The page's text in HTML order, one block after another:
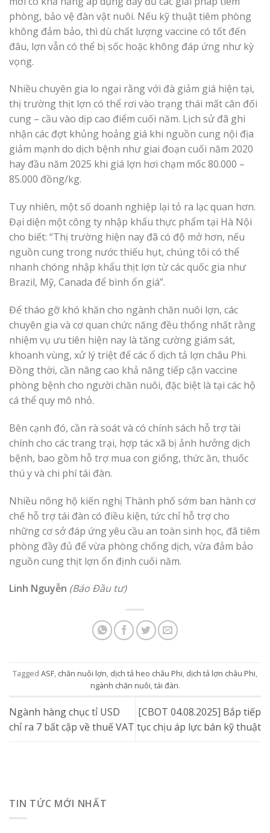
phòng, bảo vệ đàn vật nuôi. Nếu kỹ thuật tiêm phòng
không đảm bảo, thì dù chất lượng vaccine có tốt đến
đâu, lợn vẫn có thể bị sốc hoặc không đáp ứng như kỳ
vọng.
Nhiều chuyên gia lo ngại rằng với đà giảm giá hiện tại,
thị trường thịt lợn có thể rơi vào trạng thái mất cân đối
cung – cầu vào dịp cao điểm cuối năm. Lịch sử đã ghi
nhận các đợt khủng hoảng giá khi nguồn cung nội địa
giảm mạnh do dịch bệnh như giai đoạn cuối năm 2020
hay đầu năm 2025 khi giá lợn hơi chạm mốc 80.000 –
85.000 đồng/kg.
Tuy nhiên, một số doanh nghiệp lại tỏ ra lạc quan hơn.
Đại diện một công ty nhập khẩu thực phẩm tại Hà Nội
cho biết: “Thị trường hiện nay đã có độ mở hơn, nếu
nguồn cung trong nước thiếu hụt, chúng tôi có thể
nhanh chóng nhập khẩu thịt lợn từ các quốc gia như
Brazil, Mỹ, Canada để bình ổn giá”.
Để tháo gỡ khó khăn cho ngành chăn nuôi lợn, các
chuyên gia và cơ quan chức năng đều thống nhất rằng
nhiệm vụ ưu tiên hiện nay là tăng cường giám sát,
khoanh vùng, xử lý triệt để các ổ dịch tả lợn châu Phi.
Đồng thời, cần nâng cao khả năng tiếp cận vaccine
phòng bệnh cho người chăn nuôi, đặc biệt là tại các hộ
cá thể quy mô nhỏ.
Bên cạnh đó, cần rà soát và có chính sách hỗ trợ tài
chính cho các trang trại, hợp tác xã bị ảnh hưởng dịch
bệnh, bao gồm hỗ trợ mua con giống, thức ăn, thuốc
thú y và chi phí tái đàn.
Nhiều nông hộ kiến nghị Thành phố sớm ban hành cơ
chế hỗ trợ tái đàn có điều kiện, tức chỉ hỗ trợ cho
những cơ sở đáp ứng yêu cầu an toàn sinh học, đã tiêm
phòng đầy đủ để vừa phòng chống dịch, vừa đảm bảo
nguồn cung thịt lợn ổn định cuối năm.
Linh Nguyễn (Báo Đầu tư)
Tagged ASF, chăn nuôi lợn, dịch tả heo châu Phi, dịch tả lợn châu Phi,
ngành chăn nuôi,tái đàn.
Ngành hàng chục tỉ USD
chỉ ra 7 bất cập về thuế VAT
[CBOT 04.08.2025] Bắp tiếp
tục chịu áp lực bán kỹ thuật
TIN TỨC MỚI NHẤT